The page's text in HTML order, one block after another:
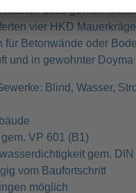
dazu
vier HKD
Betonwände oder
und in gewohnter Doyma
Blind, Wasser,
VP 601 (B1)
gem.
vom Baufortschritt
möglich